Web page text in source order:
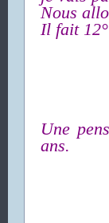
Nous
Il fait
Une
ans.